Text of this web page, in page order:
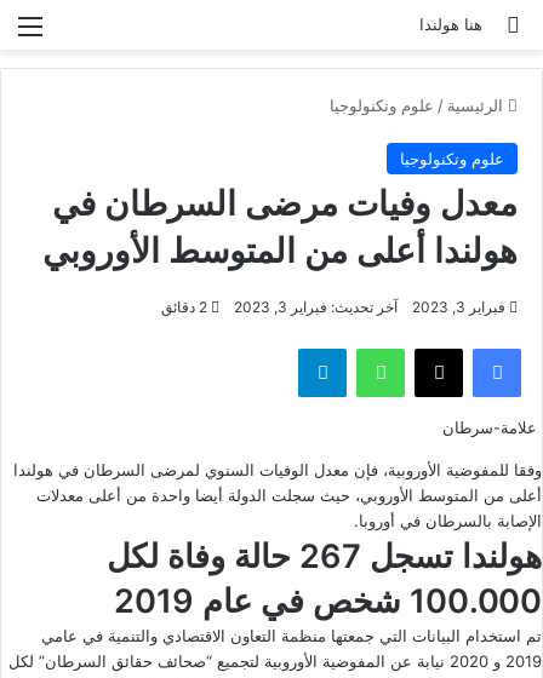
هنا هولندا
بحث عن
الرئيسية / علوم وتكنولوجيا
علوم وتكنولوجيا
معدل وفيات مرضى السرطان في
هولندا أعلى من المتوسط ​​الأوروبي
فبراير 3, 2023 آخر تحديث: فبراير 3, 2023
فيسبوك ‫X واتساب تيلقرام
علامة-سرطان
وفقا للمفوضية الأوروبية، فإن معدل الوفيات السنوي لمرضى السرطان في هولندا
أعلى من المتوسط ​​الأوروبي، حيث سجلت الدولة أيضا واحدة من أعلى معدلات
الإصابة بالسرطان في أوروبا.
هولندا تسجل 267 حالة وفاة لكل
100.000 شخص في عام 2019
تم استخدام البيانات التي جمعتها منظمة التعاون الاقتصادي والتنمية في عامي
2019 و 2020 نيابة عن المفوضية الأوروبية لتجميع “صحائف حقائق السرطان” لكل